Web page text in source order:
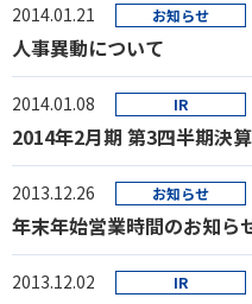
2014.01.21 お知らせ
人事異動について
2014.01.08 IR
2014年2月期 第3四半期決
2013.12.26 お知らせ
年末年始営業時間のお知ら
2013.12.02 IR